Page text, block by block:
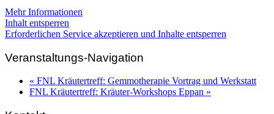
Mehr Informationen
Inhalt entsperren
Erforderlichen Service akzeptieren und Inhalte entsperren
Veranstaltungs-Navigation
« FNL Kräutertreff: Gemmotherapie Vortrag und Werkstatt
FNL Kräutertreff: Kräuter-Workshops Eppan »